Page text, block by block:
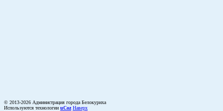
© 2013-2026 Администрация города Белокуриха
Используются технологии uCoz Наверх